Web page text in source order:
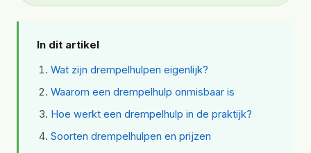
In dit artikel
Wat zijn drempelhulpen eigenlijk?
Waarom een drempelhulp onmisbaar is
Hoe werkt een drempelhulp in de praktijk?
Soorten drempelhulpen en prijzen